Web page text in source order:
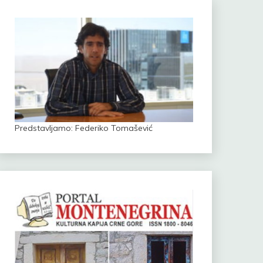
Predstavljamo: Federiko Tomašević